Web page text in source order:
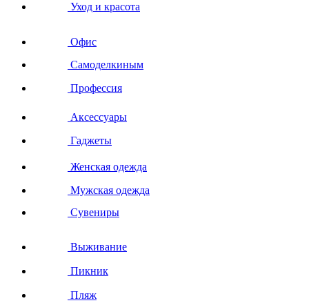
Уход и красота
Офис
Самоделкиным
Профессия
Аксессуары
Гаджеты
Женская одежда
Мужская одежда
Сувениры
Выживание
Пикник
Пляж